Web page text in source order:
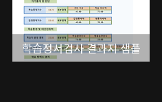
학습정서검사 결과지 샘플